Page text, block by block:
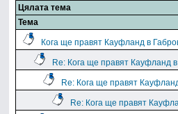
Цялата тема
Тема
Кога ще правят Кауфланд в
Re: Кога ще правят Кауфланд
Re: Кога ще правят
Re: Кога ще правят